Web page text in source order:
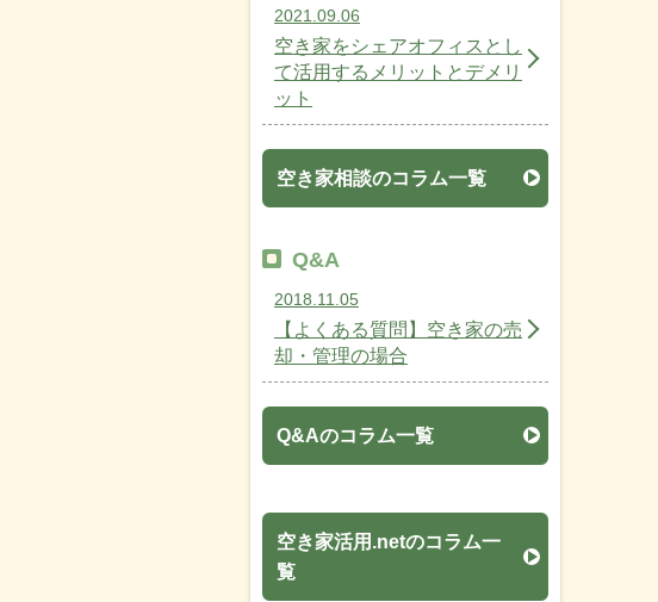
2021.09.06
空き家をシェアオフィスとし
て活用するメリットとデメリ
ット
空き家相談のコラム一覧
Q&A
2018.11.05
【よくある質問】空き家の売
却・管理の場合
Q&Aのコラム一覧
空き家活用.netのコラム一
覧